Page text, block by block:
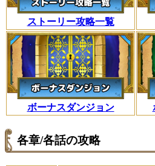
ストーリー攻略一覧
ボーナスダンジョン
各章/各話の攻略